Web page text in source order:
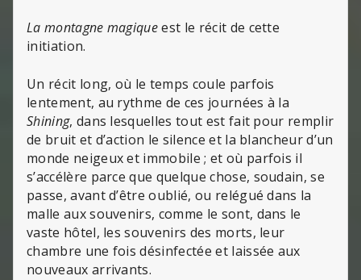
La montagne magiqueest le récit de cette
initiation.
Un récit long, où le temps coule parfois
lentement, au rythme de ces journées à la
Shining, dans lesquelles tout est fait pour remplir
de bruit et d’action le silence et la blancheur d’un
monde neigeux et immobile ; et où parfois il
s’accélère parce que quelque chose, soudain, se
passe, avant d’être oublié, ou relégué dans la
malle aux souvenirs, comme le sont, dans le
vaste hôtel, les souvenirs des morts, leur
chambre une fois désinfectée et laissée aux
nouveaux arrivants.